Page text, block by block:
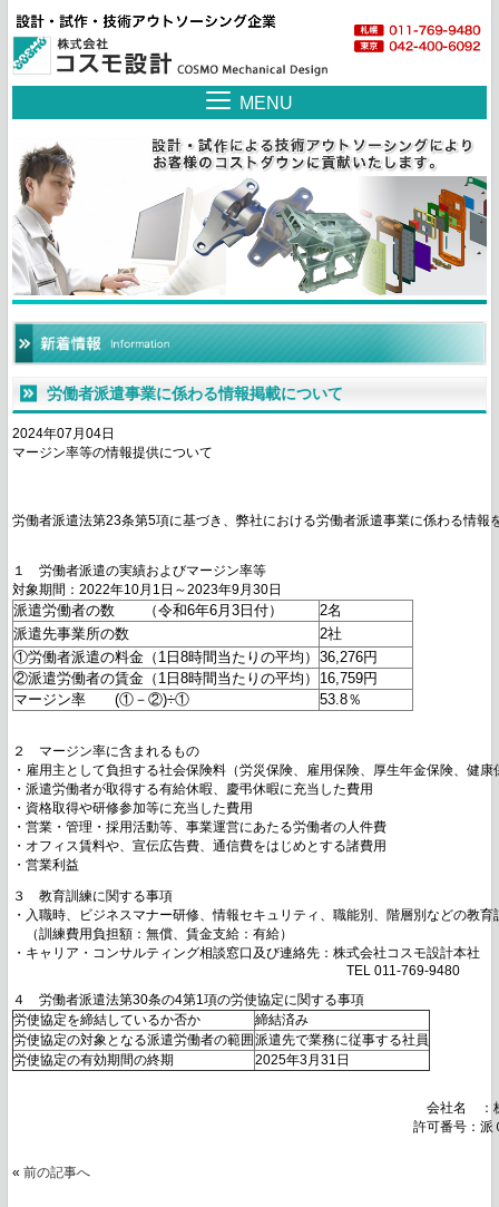
MENU
労働者派遣事業に係わる情報掲載について
2024年07月04日
マージン率等の情報提供について
労働者派遣法第23条第5項に基づき、弊社における労働者派遣事業に係わる情報
１　労働者派遣の実績およびマージン率等
派遣労働者の数　　（令和6年6月3日付）
2名
派遣先事業所の数
2社
①労働者派遣の料金（1日8時間当たりの平均） 36,276円
②派遣労働者の賃金（1日8時間当たりの平均）
16,759円
マージン率　　(①－②)÷①
53.8％
２　マージン率に含まれるもの
・雇用主として負担する社会保険料（労災保険、雇用保険、厚生年金保険、健康
・派遣労働者が取得する有給休暇、慶弔休暇に充当した費用
・資格取得や研修参加等に充当した費用
・営業・管理・採用活動等、事業運営にあたる労働者の人件費
・オフィス賃料や、宣伝広告費、通信費をはじめとする諸費用
・営業利益
３　教育訓練に関する事項
・入職時、ビジネスマナー研修、情報セキュリティ、職能別、階層別などの教育
（訓練費用負担額：無償、賃金支給：有給）
・キャリア・コンサルティング相談窓口及び連絡先：株式会社コスモ設計本社
TEL 011-769-9480
４　労働者派遣法第30条の4第1項の労使協定に関する事項
労使協定を締結しているか否か
締結済み
労使協定の対象となる派遣労働者の範囲派遣先で業務に従事する社員
労使協定の有効期間の終期
2025年3月31日
会社名　：株式会社コス
許可番号：派０１－３０
«前の記事へ